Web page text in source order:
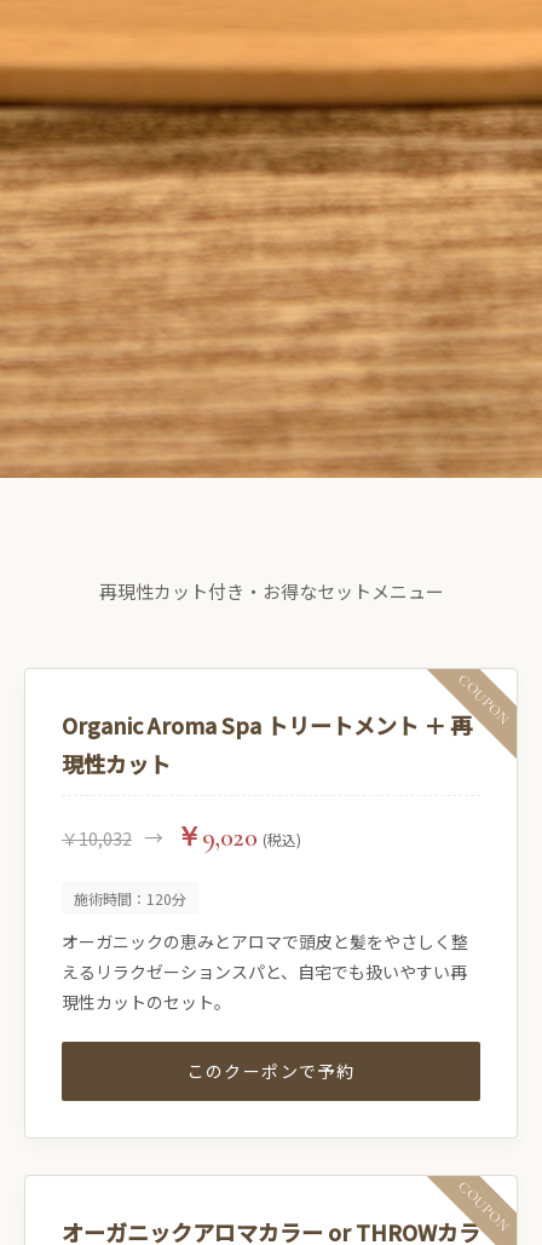
再現性カット付き・お得なセットメニュー
Organic Aroma Spa トリートメント ＋ 再
現性カット
￥10,032 → ￥9,020 (税込)
施術時間：120分
オーガニックの恵みとアロマで頭皮と髪をやさしく整
えるリラクゼーションスパと、自宅でも扱いやすい再
現性カットのセット。
このクーポンで予約
オーガニックアロマカラー or THROWカラ